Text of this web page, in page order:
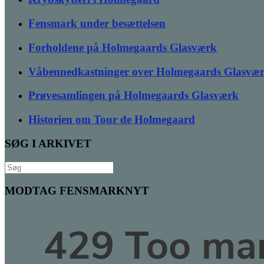
Fensmark under besættelsen
Forholdene på Holmegaards Glasværk
Våbennedkastninger over Holmegaards
Prøvesamlingen på Holmegaards Glasværk
Historien om Tour de Holmegaard
SØG I ARKIVET
Søg
efter:
MODTAG FENSMARKNYT